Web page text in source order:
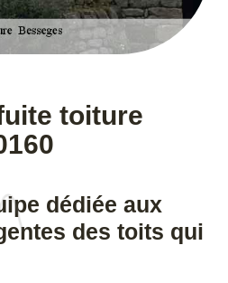
toiture
dédiée aux
des toits qui